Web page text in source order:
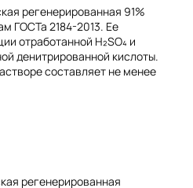
регенерированная 91%
ГОСТа 2184-2013. Ее
отработанной H₂SO₄ и
денитрированной кислоты.
составляет не менее
регенерированная